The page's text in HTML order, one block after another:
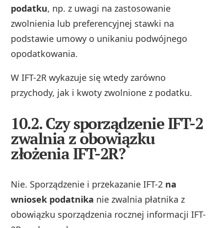
podatku, np. z uwagi na zastosowanie
zwolnienia lub preferencyjnej stawki na
podstawie umowy o unikaniu podwójnego
opodatkowania.
W IFT-2R wykazuje się wtedy zarówno
przychody, jak i kwoty zwolnione z podatku.
10.2. Czy sporządzenie IFT-2
zwalnia z obowiązku
złożenia IFT-2R?
Nie. Sporządzenie i przekazanie IFT-2 na
wniosek podatnika nie zwalnia płatnika z
obowiązku sporządzenia rocznej informacji IFT-